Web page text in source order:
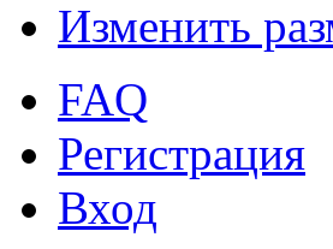
Изменить
FAQ
Регистрация
Вход